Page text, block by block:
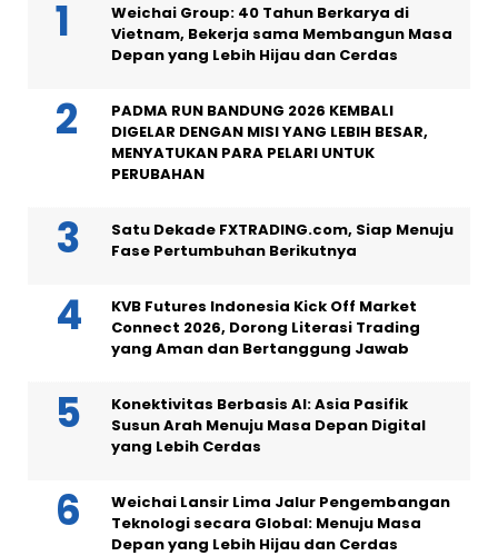
Weichai Group: 40 Tahun Berkarya di
Vietnam, Bekerja sama Membangun Masa
Depan yang Lebih Hijau dan Cerdas
PADMA RUN BANDUNG 2026 KEMBALI
DIGELAR DENGAN MISI YANG LEBIH BESAR,
MENYATUKAN PARA PELARI UNTUK
PERUBAHAN
Satu Dekade FXTRADING.com, Siap Menuju
Fase Pertumbuhan Berikutnya
KVB Futures Indonesia Kick Off Market
Connect 2026, Dorong Literasi Trading
yang Aman dan Bertanggung Jawab
Konektivitas Berbasis AI: Asia Pasifik
Susun Arah Menuju Masa Depan Digital
yang Lebih Cerdas
Weichai Lansir Lima Jalur Pengembangan
Teknologi secara Global: Menuju Masa
Depan yang Lebih Hijau dan Cerdas